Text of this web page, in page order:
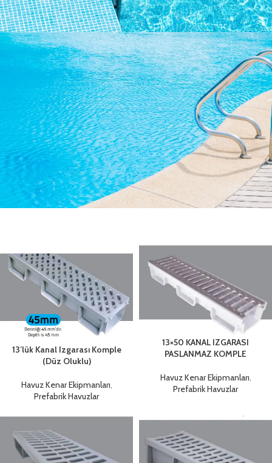
Yeni Sezon Havuz Ekipmanları
Paketleri
13’lük Kanal Izgarası Komple
(Düz Oluklu)
Havuz Kenar Ekipmanları,
Prefabrik Havuzlar
13×50 KANAL IZGARASI
PASLANMAZ KOMPLE
Havuz Kenar Ekipmanları,
Prefabrik Havuzlar